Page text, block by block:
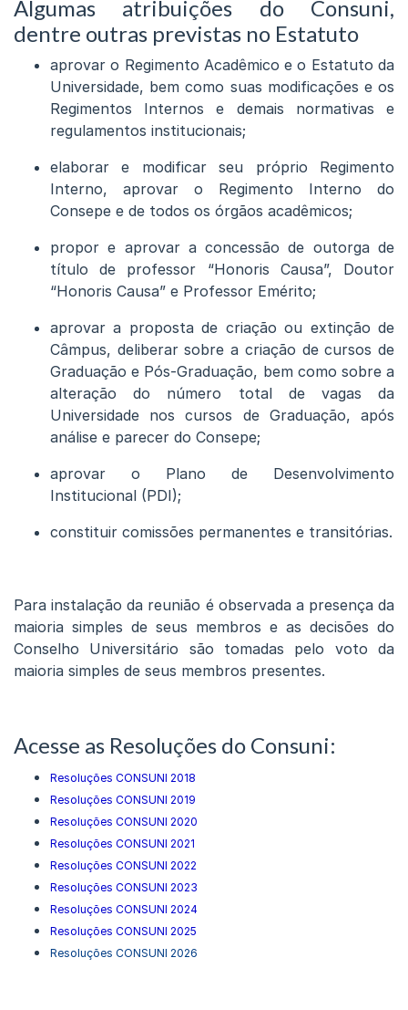
Algumas atribuições do Consuni,
dentre outras previstas no Estatuto
aprovar o Regimento Acadêmico e o Estatuto da
Universidade, bem como suas modificações e os
Regimentos Internos e demais normativas e
regulamentos institucionais;
elaborar e modificar seu próprio Regimento
Interno, aprovar o Regimento Interno do
Consepe e de todos os órgãos acadêmicos;
propor e aprovar a concessão de outorga de
título de professor “Honoris Causa”, Doutor
“Honoris Causa” e Professor Emérito;
aprovar a proposta de criação ou extinção de
Câmpus, deliberar sobre a criação de cursos de
Graduação e Pós-Graduação, bem como sobre a
alteração do número total de vagas da
Universidade nos cursos de Graduação, após
análise e parecer do Consepe;
aprovar o Plano de Desenvolvimento
Institucional (PDI);
constituir comissões permanentes e transitórias.
Para instalação da reunião é observada a presença da
maioria simples de seus membros e as decisões do
Conselho Universitário são tomadas pelo voto da
maioria simples de seus membros presentes.
Acesse as Resoluções do Consuni:
Resoluções CONSUNI 2018
Resoluções CONSUNI 2019
Resoluções CONSUNI 2020
Resoluções CONSUNI 2021
Resoluções CONSUNI 2022
Resoluções CONSUNI 2023
Resoluções CONSUNI 2024
Resoluções CONSUNI 2025
Resoluções CONSUNI 2026